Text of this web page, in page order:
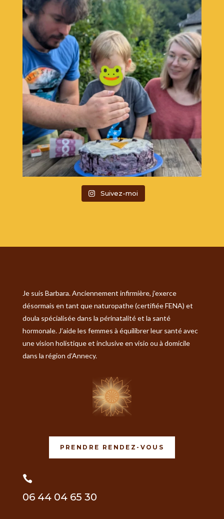
Suivez-moi
Je suis Barbara. Anciennement infirmière, j’exerce
désormais en tant que naturopathe (certifiée FENA) et
doula spécialisée dans la périnatalité et la santé
hormonale. J’aide les femmes à équilibrer leur santé avec
une vision holistique et inclusive en visio ou à domicile
dans la région d’Annecy.
PRENDRE RENDEZ-VOUS

06 44 04 65 30